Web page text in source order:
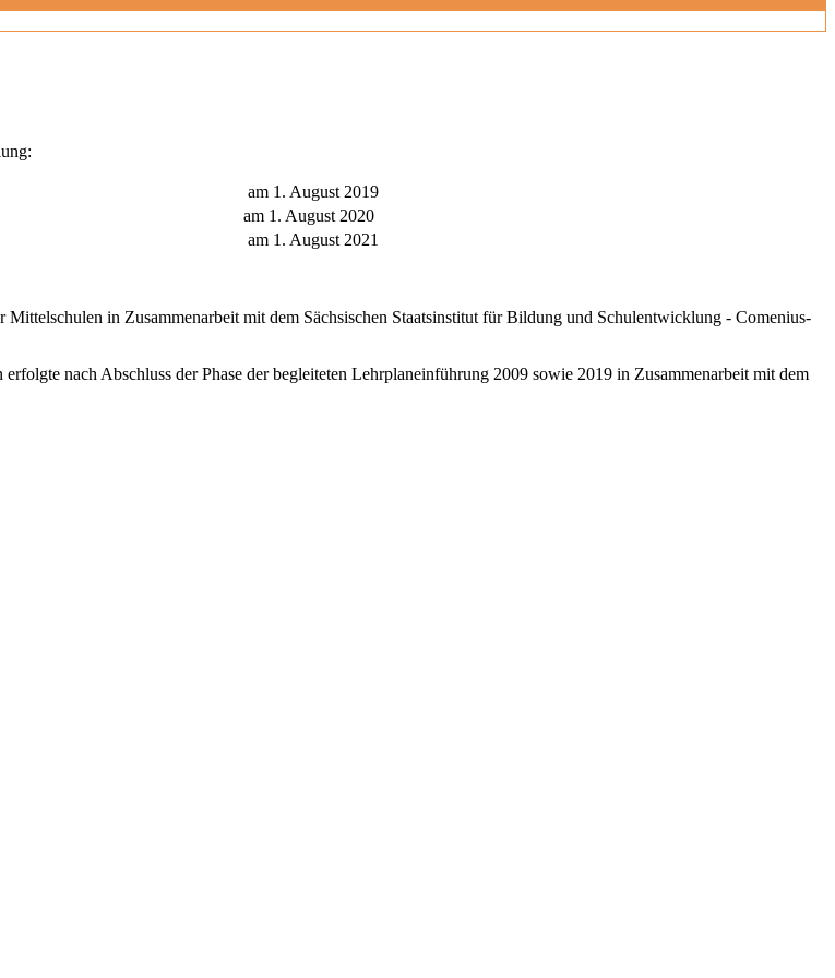
am 1. August 2019
am 1. August 2020
am 1. August 2021
in Zusammenarbeit mit dem Sächsischen Staatsinstitut für Bildung und Schulentwicklung - Comenius-
nach Abschluss der Phase der begleiteten Lehrplaneinführung 2009 sowie 2019 in Zusammenarbeit mit dem